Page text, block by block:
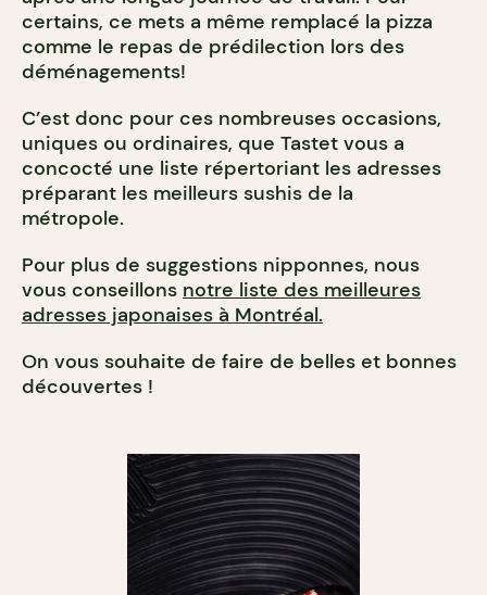
certains, ce mets a même remplacé la pizza
comme le repas de prédilection lors des
déménagements!
C’est donc pour ces nombreuses occasions,
uniques ou ordinaires, que Tastet vous a
concocté une liste répertoriant les adresses
préparant les meilleurs sushis de la
métropole.
Pour plus de suggestions nipponnes, nous
vous conseillons notre liste des meilleures
adresses japonaises à Montréal.
On vous souhaite de faire de belles et bonnes
découvertes !